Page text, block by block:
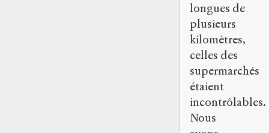
longues de
plusieurs
kilomètres,
celles des
supermarchés
étaient
incontrôlables.
Nous